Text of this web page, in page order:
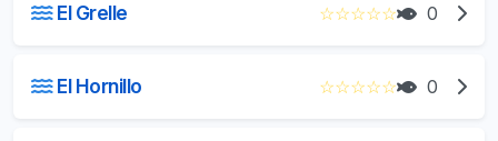
El Grelle ☆☆☆☆☆ 0
El Hornillo ☆☆☆☆☆ 0